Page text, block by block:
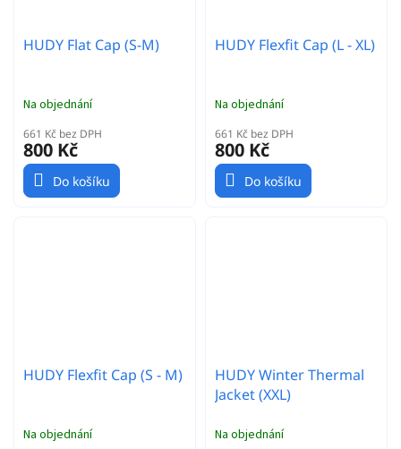
HUDY Flat Cap (S-M)
Na objednání
661 Kč bez DPH
800 Kč
Do košíku
HUDY Flexfit Cap (L - XL)
Na objednání
661 Kč bez DPH
800 Kč
Do košíku
HUDY Flexfit Cap (S - M)
Na objednání
HUDY Winter Thermal
Jacket (XXL)
Na objednání